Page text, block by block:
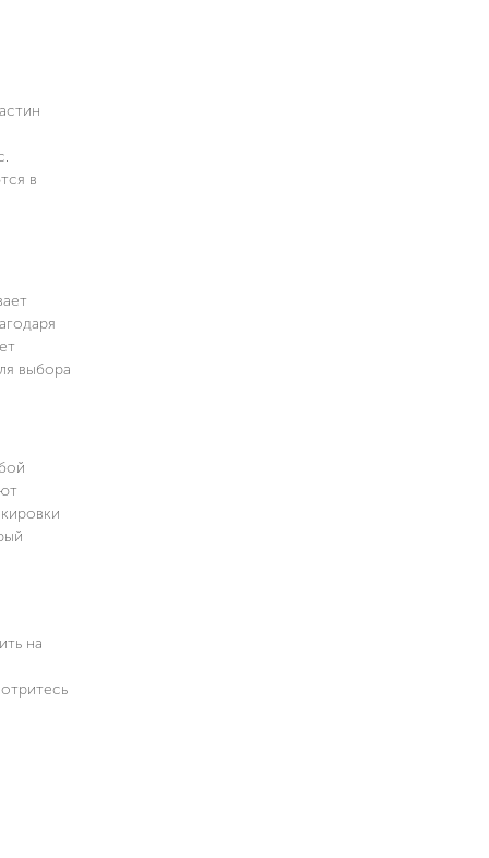
в
выбора
на